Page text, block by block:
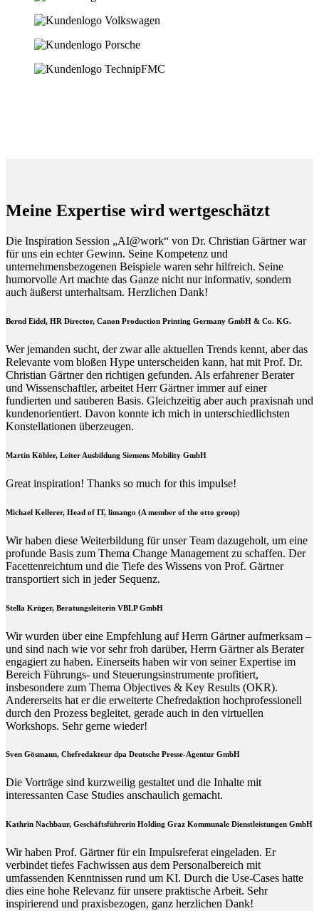
Meine Expertise wird wertgeschätzt
Die Inspiration Session „AI@work“ von Dr. Christian Gärtner war
für uns ein echter Gewinn. Seine Kompetenz und
unternehmensbezogenen Beispiele waren sehr hilfreich. Seine
humorvolle Art machte das Ganze nicht nur informativ, sondern
auch äußerst unterhaltsam. Herzlichen Dank!
Bernd Eidel, HR Director, Canon Production Printing Germany GmbH & Co. KG.
Wer jemanden sucht, der zwar alle aktuellen Trends kennt, aber das
Relevante vom bloßen Hype unterscheiden kann, hat mit Prof. Dr.
Christian Gärtner den richtigen gefunden. Als erfahrener Berater
und Wissenschaftler, arbeitet Herr Gärtner immer auf einer
fundierten und sauberen Basis. Gleichzeitig aber auch praxisnah und
kundenorientiert. Davon konnte ich mich in unterschiedlichsten
Konstellationen überzeugen.
Martin Köhler, Leiter Ausbildung Siemens Mobility GmbH
Great inspiration! Thanks so much for this impulse!
Michael Kellerer, Head of IT, limango (A member of the otto group)
Wir haben diese Weiterbildung für unser Team dazugeholt, um eine
profunde Basis zum Thema Change Management zu schaffen. Der
Facettenreichtum und die Tiefe des Wissens von Prof. Gärtner
transportiert sich in jeder Sequenz.
Stella Krüger, Beratungsleiterin VBLP GmbH
Wir wurden über eine Empfehlung auf Herrn Gärtner aufmerksam –
und sind nach wie vor sehr froh darüber, Herrn Gärtner als Berater
engagiert zu haben. Einerseits haben wir von seiner Expertise im
Bereich Führungs- und Steuerungsinstrumente profitiert,
insbesondere zum Thema Objectives & Key Results (OKR).
Andererseits hat er die erweiterte Chefredaktion hochprofessionell
durch den Prozess begleitet, gerade auch in den virtuellen
Workshops. Sehr gerne wieder!
Sven Gösmann, Chefredakteur dpa Deutsche Presse-Agentur GmbH
Die Vorträge sind kurzweilig gestaltet und die Inhalte mit
interessanten Case Studies anschaulich gemacht.
Kathrin Nachbaur, Geschäftsführerin Holding Graz Kommunale Dienstleistungen GmbH
Wir haben Prof. Gärtner für ein Impulsreferat eingeladen. Er
verbindet tiefes Fachwissen aus dem Personalbereich mit
umfassenden Kenntnissen rund um KI. Durch die Use-Cases hatte
dies eine hohe Relevanz für unsere praktische Arbeit. Sehr
inspirierend und praxisbezogen, ganz herzlichen Dank!